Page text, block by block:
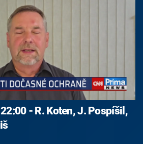
- R. Koten, J. Pospíšil,